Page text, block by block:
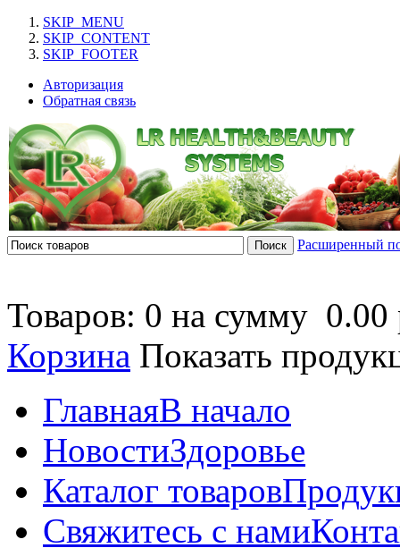
SKIP_MENU
SKIP_CONTENT
SKIP_FOOTER
Авторизация
Обратная связь
Расширенный
Товаров: 0 на сумму 0.00
Корзина Показать
ГлавнаяВ начало
НовостиЗдоровье
Каталог товаров
Свяжитесь с нами